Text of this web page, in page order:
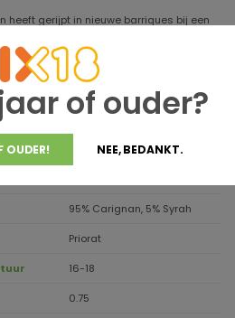
of ouder?
OUDER! NEE, BEDANKT.
heeft gerijpt in nieuwe barriques bij een
of een ossenhaas met
95% Carignan, 5% Syrah
Priorat
16-18
0.75